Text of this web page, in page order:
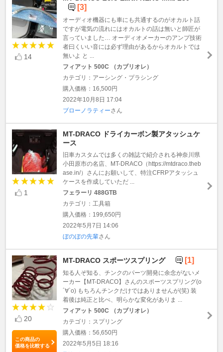
14
[3]
オーディオ機器にも車にも共通するのがオカルト話
ですが電気の流れにはオカルトの話は無いと師匠が
言っていました… オーディオメーカーのアンプ技術
者曰くいい音には必ず理由があるからオカルトでは
無いよ と ...
フィアット 500C （カブリオレ）
カテゴリ：アーシング・プラシング
購入価格：16,500円
2022年10月8日 17:04
ブローノラティーさん
1
MT-DRACO ドライカーボン製アタッシュケ
ース
旧車カスタムでは多くの雑誌で紹介される神奈川県
小田原市の名店、MT-DRACO（https://mtdraco.theb
ase.in/）さんにお願いして、特注CFRPアタッシュ
ケースを作成していただ ...
フェラーリ 488GTB
カテゴリ：工具箱
購入価格：199,650円
2022年5月7日 14:06
ぼのぼの先輩さん
20
この商品の
価格を比較する
MT-DRACO スポーツスプリング [1]
知る人ぞ知る、チンクのパーツ開発に余念がないメ
ーカー【MT-DRACO】さんのスポーツスプリング(о
´∀`о) もちろんチンクだけではありませんが(笑) 装
着後は純正と比べ、明らかな変化がありま ...
フィアット 500C （カブリオレ）
カテゴリ：スプリング
購入価格：56,650円
2022年5月5日 18:16